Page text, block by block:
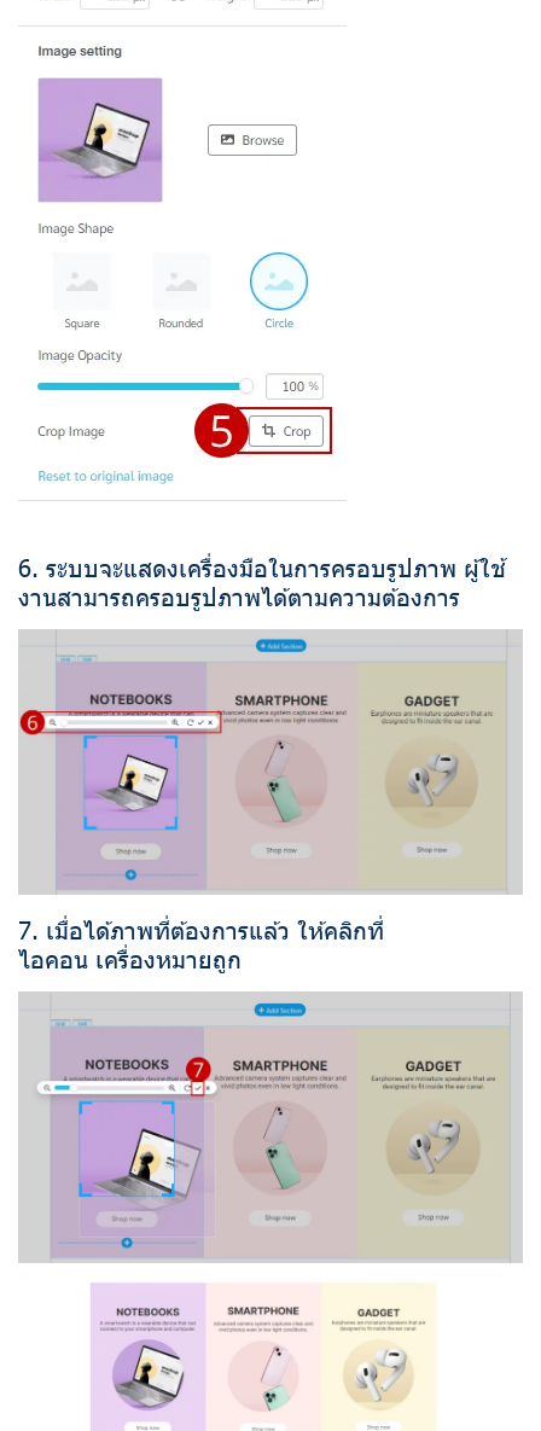
6. ระบบจะแสดงเครื่องมือในการครอบรูปภาพ ผู้ใช้
งานสามารถครอบรูปภาพได้ตามความต้องการ
7. เมื่อได้ภาพที่ต้องการแล้ว ให้คลิกที่
ไอคอน เครื่องหมายถูก